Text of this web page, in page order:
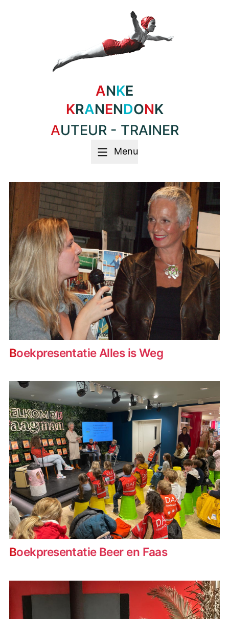
ANKE
KRANENDONK
AUTEUR - TRAINER
Menu
Boekpresentatie Alles is Weg
Boekpresentatie Beer en Faas